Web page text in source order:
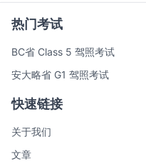
热门考试
BC省 Class 5 驾照考试
安大略省 G1 驾照考试
快速链接
关于我们
文章